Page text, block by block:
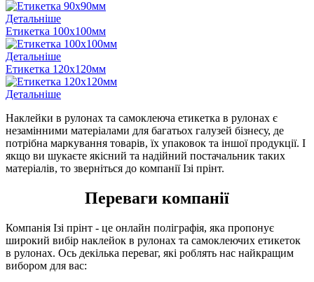
Детальніше
Етикетка 100х100мм
Детальніше
Етикетка 120х120мм
Детальніше
Наклейки в рулонах та самоклеюча етикетка в рулонах є
незамінними матеріалами для багатьох галузей бізнесу, де
потрібна маркування товарів, їх упаковок та іншої продукції. І
якщо ви шукаєте якісний та надійний постачальник таких
матеріалів, то зверніться до компанії Ізі прінт.
Переваги компанії
Компанія Ізі прінт - це онлайн поліграфія, яка пропонує
широкий вибір наклейок в рулонах та самоклеючих етикеток
в рулонах. Ось декілька переваг, які роблять нас найкращим
вибором для вас: